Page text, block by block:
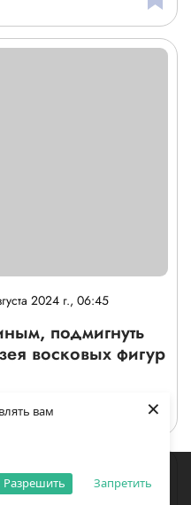
вам
Запретить
Разрешить
×
Поиск Открыть меню
2024 г., 06:45
подмигнуть
восковых фигур